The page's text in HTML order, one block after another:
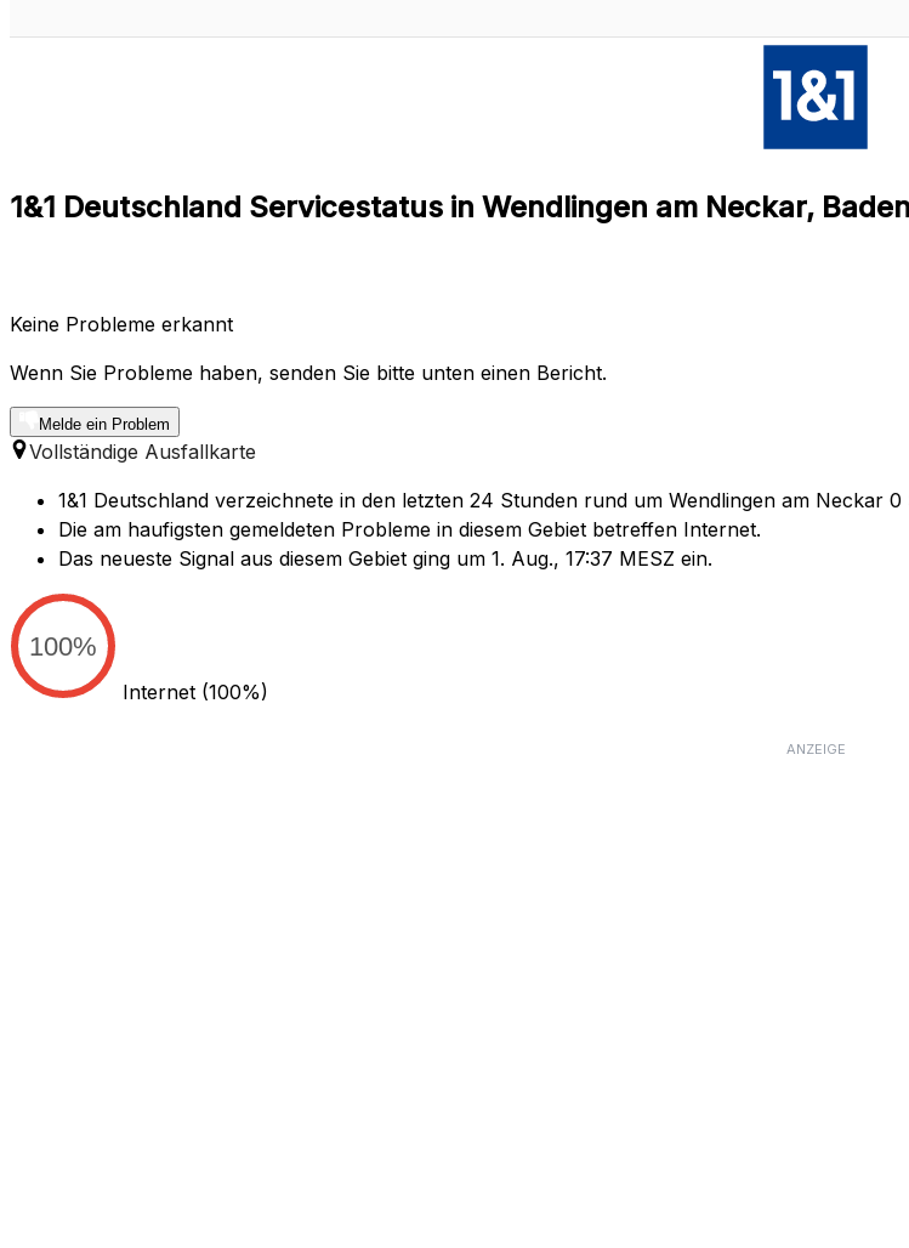
1&1 Deutschland Servicestatus in Wendlingen am Neckar,
Keine Probleme erkannt
Wenn Sie Probleme haben, senden Sie bitte unten einen Bericht.
Melde ein Problem
Vollständige Ausfallkarte
1&1 Deutschland verzeichnete in den letzten 24 Stunden rund um Wendlingen am Neckar
Die am haufigsten gemeldeten Probleme in diesem Gebiet betreffen Internet.
Das neueste Signal aus diesem Gebiet ging um 1. Aug., 17:37 MESZ ein.
100%
Internet (100%)
ANZEIGE